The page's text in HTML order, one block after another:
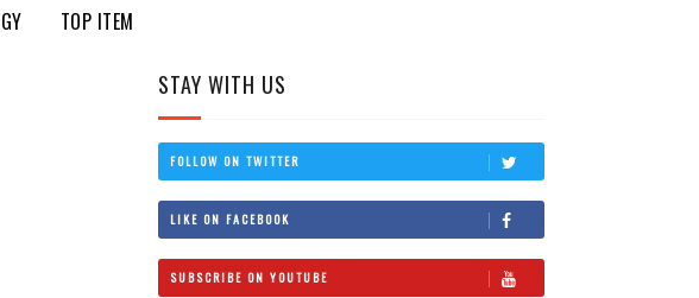
TOP ITEM
STAY WITH US
FOLLOW ON TWITTER
LIKE ON FACEBOOK
SUBSCRIBE ON YOUTUBE